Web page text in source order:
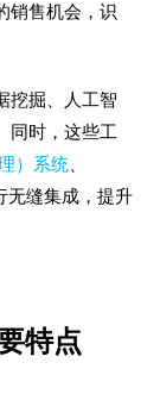
销售机会，识
挖掘、人工智
同时，这些工
）系统
无缝集成，提升
特点